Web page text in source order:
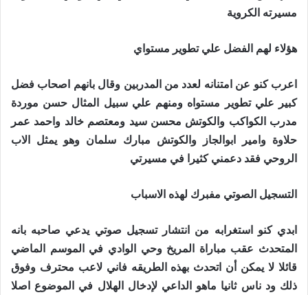
مسيرته الكروية
هؤلاء لهم الفضل علي تطوير مستواي
اعرب كنو عن امتنانه لعدد من المدربين وقال بانهم اصحاب فضل
كبير علي تطوير مستواه ومنهم علي سبيل المثال حسن موردة
مدرب الكواكب والكوتش محسن سيد ومعتصم خالد واحمد عمر
حلاوة وامير ابوالجاز والكوتش مبارك سلمان وهو يمثل الاب
الروحي فقد دعمني كثيرا في مسيرتي
التسجيل الصوتي مفبرك لهذه الاسباب
ابدي كنو استغرابه من انتشار تسجيل صوتي يدعي صاحبه بانه
المتحدث عقب مباراة المريخ وحي الوادي في الموسم الماضي
قائلا لا يمكن أن اتحدث بهذه الطريقه فاني لاعب محترف وفوق
ذلك ود ناس ثانيا ماهو الداعي لإدخال الهلال في الموضوع اصلا